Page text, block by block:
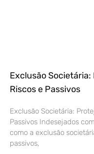
Exclusão
Riscos e Passivos
Exclusão Societária:
Passivos Indesejados
como a exclusão
passivos,